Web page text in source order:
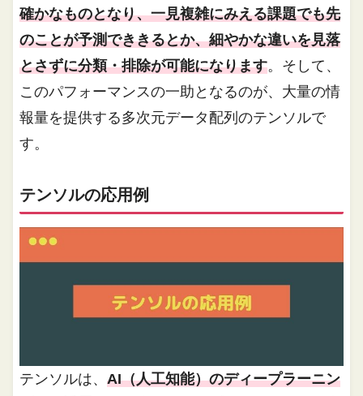
確かなものとなり、一見複雑にみえる課題でも先
のことが予測でききるとか、細やかな違いを見落
とさずに分類・排除が可能になります。そして、
このパフォーマンスの一助となるのが、大量の情
報量を提供する多次元データ配列のテンソルで
す。
テンソルの応用例
テンソルは、AI（人工知能）のディープラーニン